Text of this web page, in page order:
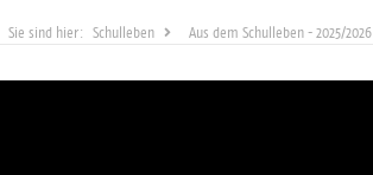
Schulleben Aus dem Schulleben - 2025/2026